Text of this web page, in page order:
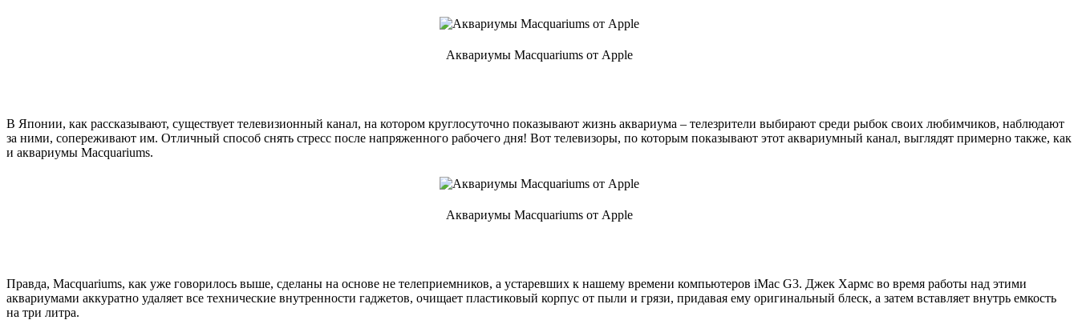
Аквариумы Macquariums от Apple
В Японии, как рассказывают, существует телевизионный канал, на котором круглосуточно показывают жизнь аквариума – телезрители выбирают среди рыбок своих любимчиков, наблюдают
за ними, сопереживают им. Отличный способ снять стресс после напряженного рабочего дня! Вот телевизоры, по которым показывают этот аквариумный канал, выглядят примерно также, как
и аквариумы Macquariums.
Аквариумы Macquariums от Apple
Правда, Macquariums, как уже говорилось выше, сделаны на основе не телеприемников, а устаревших к нашему времени компьютеров iMac G3. Джек Хармс во время работы над этими
аквариумами аккуратно удаляет все технические внутренности гаджетов, очищает пластиковый корпус от пыли и грязи, придавая ему оригинальный блеск, а затем вставляет внутрь емкость
на три литра.